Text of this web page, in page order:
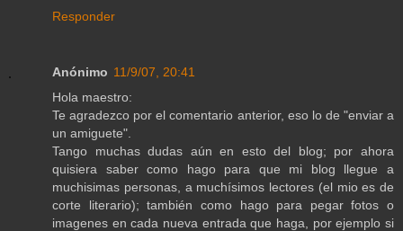
Responder
Anónimo 11/9/07, 20:41
Hola maestro:
Te agradezco por el comentario anterior, eso lo de "enviar a
un amiguete".
Tango muchas dudas aún en esto del blog; por ahora
quisiera saber como hago para que mi blog llegue a
muchisimas personas, a muchísimos lectores (el mio es de
corte literario); también como hago para pegar fotos o
imagenes en cada nueva entrada que haga, por ejemplo si